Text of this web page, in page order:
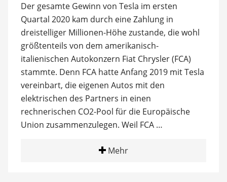
Der gesamte Gewinn von Tesla im ersten
Quartal 2020 kam durch eine Zahlung in
dreistelliger Millionen-Höhe zustande, die wohl
größtenteils von dem amerikanisch-
italienischen Autokonzern Fiat Chrysler (FCA)
stammte. Denn FCA hatte Anfang 2019 mit Tesla
vereinbart, die eigenen Autos mit den
elektrischen des Partners in einen
rechnerischen CO2-Pool für die Europäische
Union zusammenzulegen. Weil FCA …
Mehr